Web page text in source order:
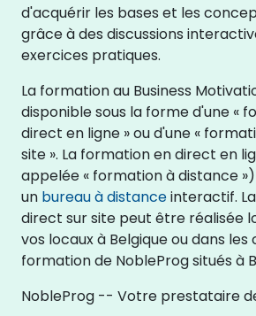
d'acquérir les bases et les
grâce à des discussions
exercices pratiques.
La formation au Business
disponible sous la forme d'une «
direct en ligne » ou d'une «
site ». La formation en direct en
appelée « formation à distance
un bureau à distanceinteractif.
direct sur site peut être réalisée
vos locaux à Belgique ou dans
formation de NobleProg situés à
NobleProg -- Votre prestataire